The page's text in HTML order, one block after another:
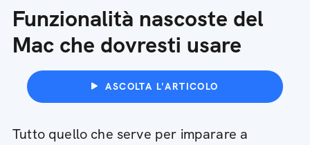
Funzionalità nascoste del
Mac che dovresti usare
ASCOLTA L'ARTICOLO
Tutto quello che serve per imparare a